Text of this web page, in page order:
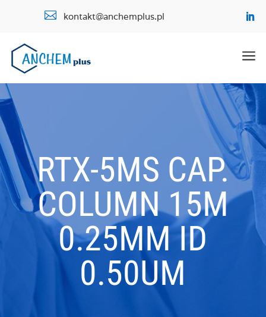
 kontakt@anchemplus.pl
a
RTX-5MS CAP.
COLUMN 15M
0.25MM ID
0.50UM